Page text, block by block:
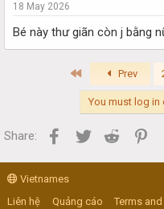
18 May 2026
Bé này thư giãn còn j bằng
First Prev
You must log in
Share: Facebook
Twitter Reddit
Vietnames
Liên hệ
Quảng cáo Terms